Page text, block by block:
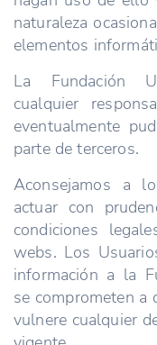
naturaleza
elementos
La Fundación
cualquier
eventualmente
parte de terceros.
Aconsejamos a
actuar con
condiciones
webs. Los
información a la
se comprometen a
vulnere cualquier